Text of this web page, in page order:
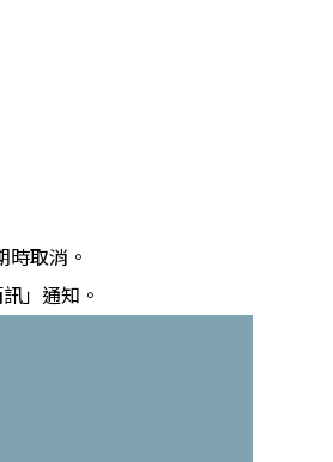
時取消。
」通知。